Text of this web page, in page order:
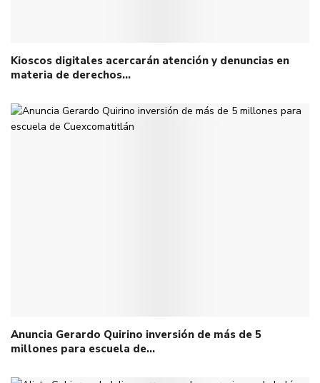
Kioscos digitales acercarán atención y denuncias en
materia de derechos…
Anuncia Gerardo Quirino inversión de más de 5
millones para escuela de…